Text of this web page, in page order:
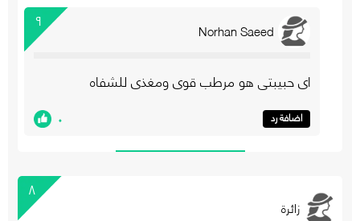
٩ Norhan Saeed
اي حبيبتي هو مرطب قوي ومغذي للشفاه
اضافة رد ٠
٨
زائرة